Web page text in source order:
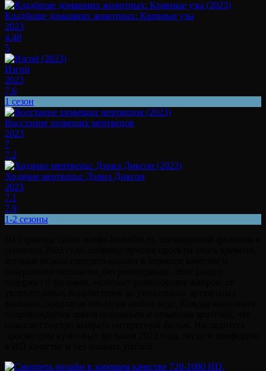
Кладбище домашних животных: Кровные узы
2023
4.48
5
Изгой
2023
7.6
1 сезон
Восстание зловещих мертвецов
2023
7
7.2
Ходячие мертвецы: Дэрил Диксон
2023
7.1
7.9
1-2 сезоны